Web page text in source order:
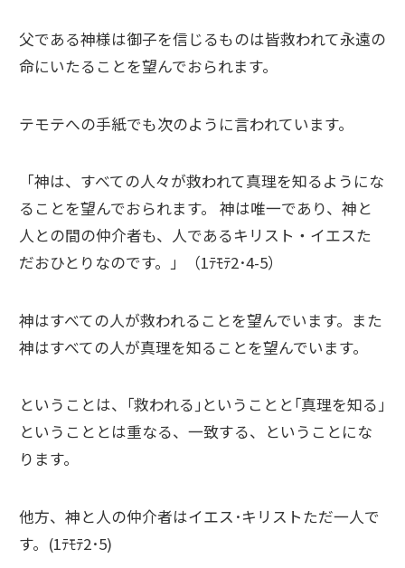
父である神様は御子を信じるものは皆救われて永遠の
命にいたることを望んでおられます。
テモテへの手紙でも次のように言われています。
「神は、すべての人々が救われて真理を知るようにな
ることを望んでおられます。 神は唯一であり、神と
人との間の仲介者も、人であるキリスト・イエスた
だおひとりなのです。」（1ﾃﾓﾃ2･4-5）
神はすべての人が救われることを望んでいます。また
神はすべての人が真理を知ることを望んでいます。
ということは、｢救われる｣ということと｢真理を知る｣
ということとは重なる、一致する、ということにな
ります。
他方、神と人の仲介者はイエス･キリストただ一人で
す。(1ﾃﾓﾃ2･5)